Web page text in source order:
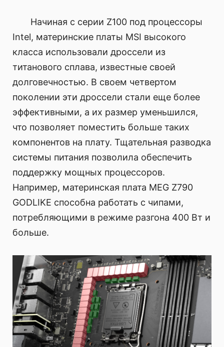
Начиная с серии Z100 под процессоры
Intel, материнские платы MSI высокого
класса использовали дроссели из
титанового сплава, известные своей
долговечностью. В своем четвертом
поколении эти дроссели стали еще более
эффективными, а их размер уменьшился,
что позволяет поместить больше таких
компонентов на плату. Тщательная разводка
системы питания позволила обеспечить
поддержку мощных процессоров.
Например, материнская плата MEG Z790
GODLIKE способна работать с чипами,
потребляющими в режиме разгона 400 Вт и
больше.